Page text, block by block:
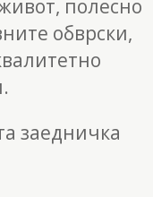
полесно
обврски,
заедничка